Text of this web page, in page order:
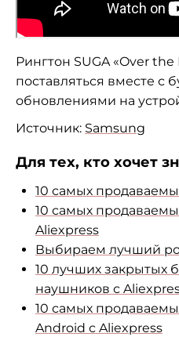
Рингтон SUGA «Over the
поставляться вместе с
обновлениями на
Источник: Samsung
Для тех, кто хочет
10 самых
10 самых
Aliexpress
Выбираем лучший
10 лучших закрытых
наушников с
10 самых
Android с Aliexpress